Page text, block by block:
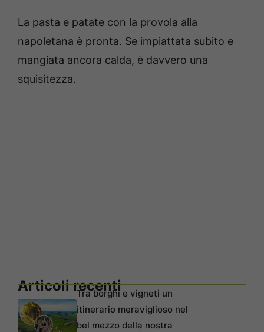
La pasta e patate con la provola alla
napoletana è pronta. Se impiattata subito e
mangiata ancora calda, è davvero una
squisitezza.
Articoli recentiTra borghi e vigneti un
itinerario meraviglioso nel
bel mezzo della nostra